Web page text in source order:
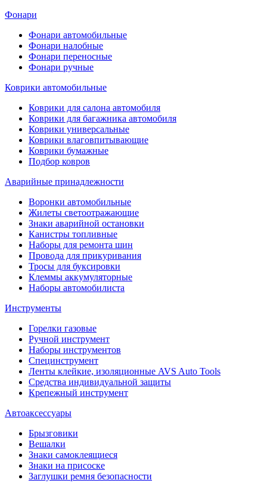
Фонари
Фонари автомобильные
Фонари налобные
Фонари переносные
Фонари ручные
Коврики автомобильные
Коврики для салона автомобиля
Коврики для багажника автомобиля
Коврики универсальные
Коврики влаговпитывающие
Коврики бумажные
Подбор ковров
Аварийные принадлежности
Воронки автомобильные
Жилеты светоотражающие
Знаки аварийной остановки
Канистры топливные
Наборы для ремонта шин
Провода для прикуривания
Тросы для буксировки
Клеммы аккумуляторные
Наборы автомобилиста
Инструменты
Горелки газовые
Ручной инструмент
Наборы инструментов
Специнструмент
Ленты клейкие, изоляционные AVS Auto Tools
Средства индивидуальной защиты
Крепежный инструмент
Автоаксессуары
Брызговики
Вешалки
Знаки самоклеящиеся
Знаки на присоске
Заглушки ремня безопасности